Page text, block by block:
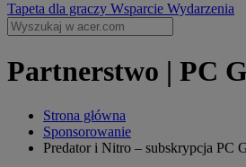
Tapeta dla graczy Wsparcie Wydarzenia
Partnerstwo | PC
Strona główna
Sponsorowanie
Predator i Nitro – subskrypcja PC